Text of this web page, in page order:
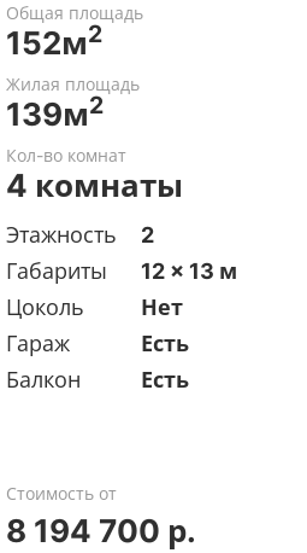
Общая площадь
152м2
Жилая площадь
139м2
Кол-во комнат
4 комнаты
Этажность
2
Габариты
12 x 13 м
Цоколь
Нет
Гараж
Есть
Балкон
Есть
Стоимость от
8 194 700 р.